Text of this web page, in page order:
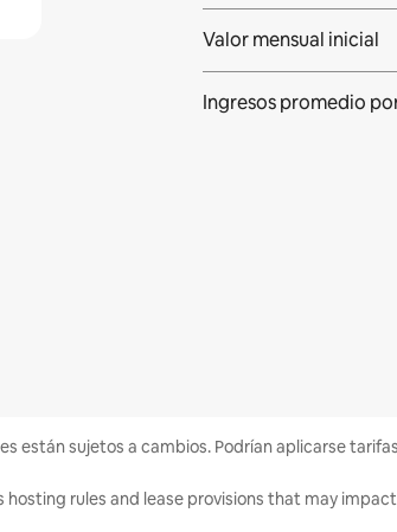
Valor mensual inicial
Ingresos promedio
están sujetos a cambios. Podrían aplicarse
hosting rules and lease provisions that may